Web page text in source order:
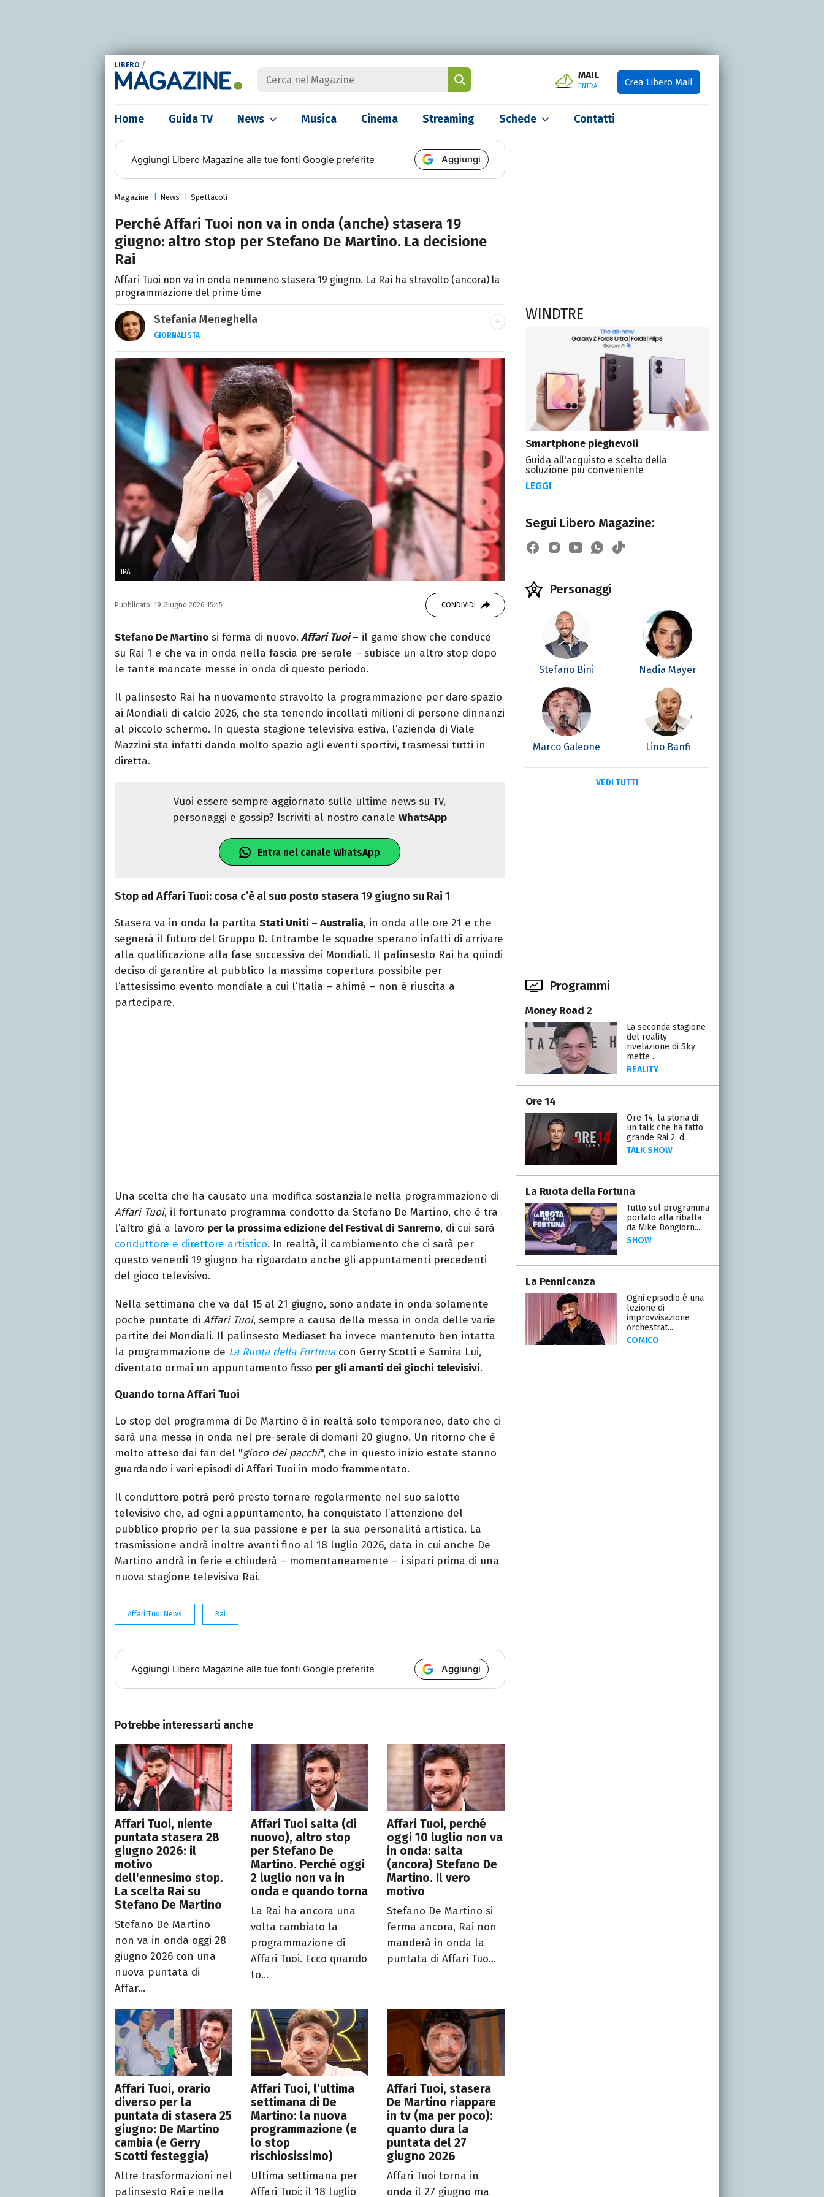
LIBERO /
MAIL
ENTRA Crea Libero Mail
Home Guida TV News Musica Cinema Streaming Schede Contatti
Aggiungi Libero Magazine alle tue fonti Google preferite Aggiungi
Magazine News Spettacoli
Perché Affari Tuoi non va in onda (anche) stasera 19
giugno: altro stop per Stefano De Martino. La decisione
Rai
Affari Tuoi non va in onda nemmeno stasera 19 giugno. La Rai ha stravolto (ancora) la
programmazione del prime time
Stefania Meneghella
GIORNALISTA
Giornalista pubblicista, scrittrice e critica d’arte, sono autrice di
quattro romanzi e fondatrice di Kosmo Magazine
IPA
Pubblicato: 19 Giugno 2026 15:45 CONDIVIDI
Stefano De Martino si ferma di nuovo. Affari Tuoi – il game show che conduce
su Rai 1 e che va in onda nella fascia pre-serale – subisce un altro stop dopo
le tante mancate messe in onda di questo periodo.
Il palinsesto Rai ha nuovamente stravolto la programmazione per dare spazio
ai Mondiali di calcio 2026, che sta tenendo incollati milioni di persone dinnanzi
al piccolo schermo. In questa stagione televisiva estiva, l’azienda di Viale
Mazzini sta infatti dando molto spazio agli eventi sportivi, trasmessi tutti in
diretta.
Vuoi essere sempre aggiornato sulle ultime news su TV,
personaggi e gossip? Iscriviti al nostro canaleWhatsApp
Entra nel canale WhatsApp
Stop ad Affari Tuoi: cosa c’è al suo posto stasera 19 giugno su Rai 1
Stasera va in onda la partita Stati Uniti – Australia, in onda alle ore 21 e che
segnerà il futuro del Gruppo D. Entrambe le squadre sperano infatti di arrivare
alla qualificazione alla fase successiva dei Mondiali. Il palinsesto Rai ha quindi
deciso di garantire al pubblico la massima copertura possibile per
l’attesissimo evento mondiale a cui l’Italia – ahimé – non è riuscita a
partecipare.
Una scelta che ha causato una modifica sostanziale nella programmazione di
Affari Tuoi, il fortunato programma condotto da Stefano De Martino, che è tra
l’altro già a lavoro per la prossima edizione del Festival di Sanremo, di cui sarà
conduttore e direttore artistico. In realtà, il cambiamento che ci sarà per
questo venerdì 19 giugno ha riguardato anche gli appuntamenti precedenti
del gioco televisivo.
Nella settimana che va dal 15 al 21 giugno, sono andate in onda solamente
poche puntate di Affari Tuoi, sempre a causa della messa in onda delle varie
partite dei Mondiali. Il palinsesto Mediaset ha invece mantenuto ben intatta
la programmazione de La Ruota della Fortunacon Gerry Scotti e Samira Lui,
diventato ormai un appuntamento fisso per gli amanti dei giochi televisivi.
Quando torna Affari Tuoi
Lo stop del programma di De Martino è in realtà solo temporaneo, dato che ci
sarà una messa in onda nel pre-serale di domani 20 giugno. Un ritorno che è
molto atteso dai fan del "gioco dei pacchi", che in questo inizio estate stanno
guardando i vari episodi di Affari Tuoi in modo frammentato.
Il conduttore potrà però presto tornare regolarmente nel suo salotto
televisivo che, ad ogni appuntamento, ha conquistato l’attenzione del
pubblico proprio per la sua passione e per la sua personalità artistica. La
trasmissione andrà inoltre avanti fino al 18 luglio 2026, data in cui anche De
Martino andrà in ferie e chiuderà – momentaneamente – i sipari prima di una
nuova stagione televisiva Rai.
Affari Tuoi News Rai
Aggiungi Libero Magazine alle tue fonti Google preferite Aggiungi
Potrebbe interessarti anche
Affari Tuoi, niente
puntata stasera 28
giugno 2026: il
motivo
dell'ennesimo stop.
La scelta Rai su
Stefano De Martino
Stefano De Martino
non va in onda oggi 28
giugno 2026 con una
nuova puntata di
Affar...
Affari Tuoi salta (di
nuovo), altro stop
per Stefano De
Martino. Perché oggi
2 luglio non va in
onda e quando torna
La Rai ha ancora una
volta cambiato la
programmazione di
Affari Tuoi. Ecco quando
to...
Affari Tuoi, perché
oggi 10 luglio non va
in onda: salta
(ancora) Stefano De
Martino. Il vero
motivo
Stefano De Martino si
ferma ancora, Rai non
manderà in onda la
puntata di Affari Tuo...
Affari Tuoi, orario
diverso per la
puntata di stasera 25
giugno: De Martino
cambia (e Gerry
Scotti festeggia)
Altre trasformazioni nel
palinsesto Rai e nella
Affari Tuoi, l’ultima
settimana di De
Martino: la nuova
programmazione (e
lo stop
rischiosissimo)
Ultima settimana per
Affari Tuoi: il 18 luglio
Affari Tuoi, stasera
De Martino riappare
in tv (ma per poco):
quanto dura la
puntata del 27
giugno 2026
Affari Tuoi torna in
onda il 27 giugno ma
WINDTRE
Smartphone pieghevoli
Guida all'acquisto e scelta della
soluzione più conveniente
LEGGI
Segui Libero Magazine:
Personaggi
Stefano Bini Nadia Mayer
Marco Galeone Lino Banfi
VEDI TUTTI
Programmi
Money Road 2
La seconda stagione
del reality
rivelazione di Sky
mette ...
REALITY
Ore 14
Ore 14, la storia di
un talk che ha fatto
grande Rai 2: d...
TALK SHOW
La Ruota della Fortuna
Tutto sul programma
portato alla ribalta
da Mike Bongiorn...
SHOW
La Pennicanza
Ogni episodio è una
lezione di
improvvisazione
orchestrat...
COMICO